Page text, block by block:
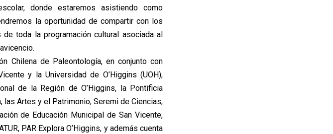
donde estaremos asistiendo como
la oportunidad de compartir con los
toda la programación cultural asociada al
Chilena de Paleontología, en conjunto con
y la Universidad de O’Higgins (UOH),
de la Región de O’Higgins, la Pontificia
las Artes y el Patrimonio; Seremi de Ciencias,
de Educación Municipal de San Vicente,
PAR Explora O’Higgins, y además cuenta